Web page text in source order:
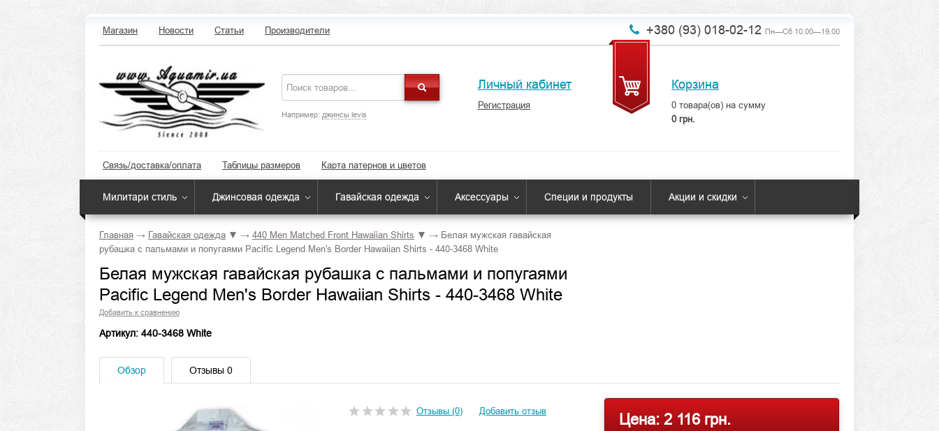
Магазин Новости Статьи Производители +380 (93) 018-02-12 Пн—Сб 10.00—19.00
Например: джинсы levis
Личный кабинет
Регистрация
Корзина
0товара(ов) на сумму
0 грн.
Связь/доставка/оплата Таблицы размеров Карта патернов и цветов
Милитари стиль Джинсовая одежда Гавайская одежда Аксессуары Специи и продукты Акции и скидки
Главная → Гавайская одежда ▼ → 440 Men Matched Front Hawaiian Shirts ▼ → Белая мужская гавайская
рубашка с пальмами и попугаями Pacific Legend Men's Border Hawaiian Shirts - 440-3468 White
Белая мужская гавайская рубашка с пальмами и попугаями
Pacific Legend Men's Border Hawaiian Shirts - 440-3468 White
Добавить к сравнению
Артикул: 440-3468 White
Обзор Отзывы 0
Отзывы (0) Добавить отзыв Цена: 2 116 грн.